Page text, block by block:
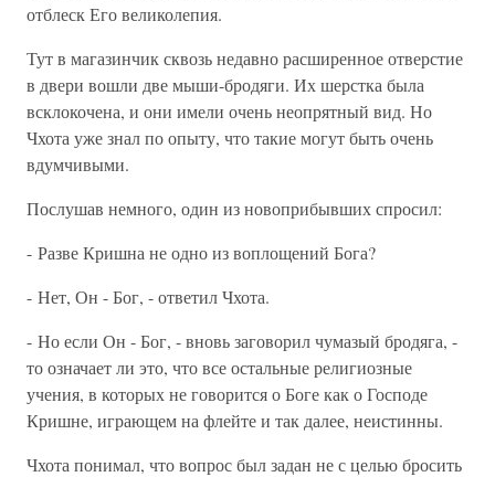
отблеск Его великолепия.
Тут в магазинчик сквозь недавно расширенное отверстие
в двери вошли две мыши-бродяги. Их шерстка была
всклокочена, и они имели очень неопрятный вид. Но
Чхота уже знал по опыту, что такие могут быть очень
вдумчивыми.
Послушав немного, один из новоприбывших спросил:
- Разве Кришна не одно из воплощений Бога?
- Нет, Он - Бог, - ответил Чхота.
- Но если Он - Бог, - вновь заговорил чумазый бродяга, -
то означает ли это, что все остальные религиозные
учения, в которых не говорится о Боге как о Господе
Кришне, играющем на флейте и так далее, неистинны.
Чхота понимал, что вопрос был задан не с целью бросить